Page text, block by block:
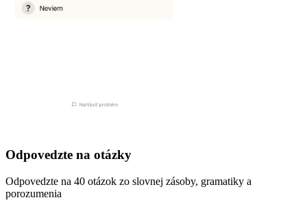
Odpovedzte na otázky
Odpovedzte na 40 otázok zo slovnej zásoby, gramatiky a
porozumenia